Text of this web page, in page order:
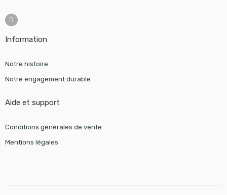
Information
Notre histoire
Notre engagement durable
Aide et support
Conditions générales de vente
Mentions légales